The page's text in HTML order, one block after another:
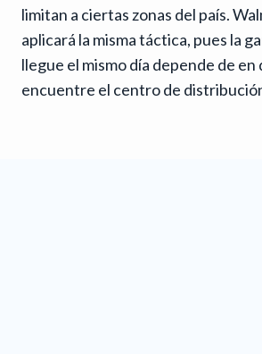
limitan a ciertas zonas del país.
aplicará la misma táctica, pues la
llegue el mismo día depende de en
encuentre el centro de